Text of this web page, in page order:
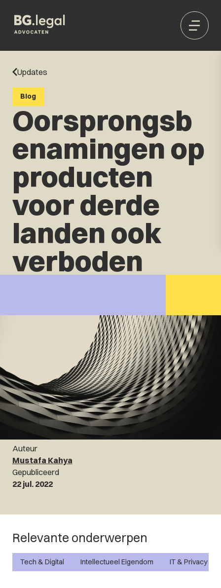
Updates
Blog
Oorsprongsb
enamingen op
producten
voor derde
landen ook
verboden
Auteur
Mustafa Kahya
Gepubliceerd
22 jul. 2022
Relevante onderwerpen
Tech & Digital Intellectueel Eigendom IT & Privacy